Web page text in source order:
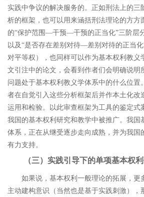
实践中争议的解决服务的。正如刑法上的三
析的框架，也可以用来涵括刑法理论的方方
的“保护范围 ―干预―干预的正当化”三阶层
以及“是否存在差别对待―差别对待的正当化
对平等权），也同样可以作为基本权利教义
文引注中的论文，会看到作者们会明确说明
问题处于基本权利教义学体系中的什么位置
者在自觉引入这些分析框架后并作本土化改
运用和检验。
以此审查框架为工具的鉴定式
我国的基本权利研究和教学中被推广。我国
体系，正在从继受逐步走向成熟，并为我国
有力支持。
（三）实践引导下的单项基本权
如果说，基本权利一般理论的拓展，更
主动建构意识（当然也是基于实践刺激），